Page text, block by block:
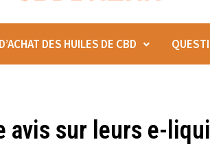
DES HUILES DE CBD
avis sur leurs e-